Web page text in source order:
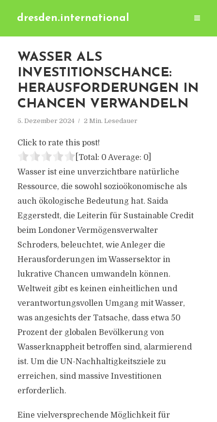
dresden.international
WASSER ALS
INVESTITIONSCHANCE:
HERAUSFORDERUNGEN IN
CHANCEN VERWANDELN
5. Dezember 2024 2 Min. Lesedauer
Click to rate this post!
[Total: 0 Average: 0]
Wasser ist eine unverzichtbare natürliche
Ressource, die sowohl sozioökonomische als
auch ökologische Bedeutung hat. Saida
Eggerstedt, die Leiterin für Sustainable Credit
beim Londoner Vermögensverwalter
Schroders, beleuchtet, wie Anleger die
Herausforderungen im Wassersektor in
lukrative Chancen umwandeln können.
Weltweit gibt es keinen einheitlichen und
verantwortungsvollen Umgang mit Wasser,
was angesichts der Tatsache, dass etwa 50
Prozent der globalen Bevölkerung von
Wasserknappheit betroffen sind, alarmierend
ist. Um die UN-Nachhaltigkeitsziele zu
erreichen, sind massive Investitionen
erforderlich.
Eine vielversprechende Möglichkeit für